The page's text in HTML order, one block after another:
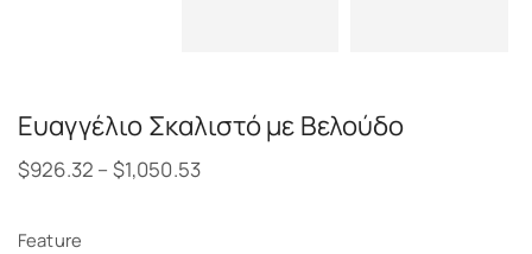
Ευαγγέλιο Σκαλιστό με Βελούδο
$926.32 – $1,050.53
Feature